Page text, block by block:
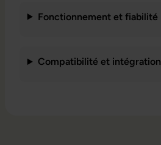
Fonctionnement et fiabilité
Compatibilité et intégration